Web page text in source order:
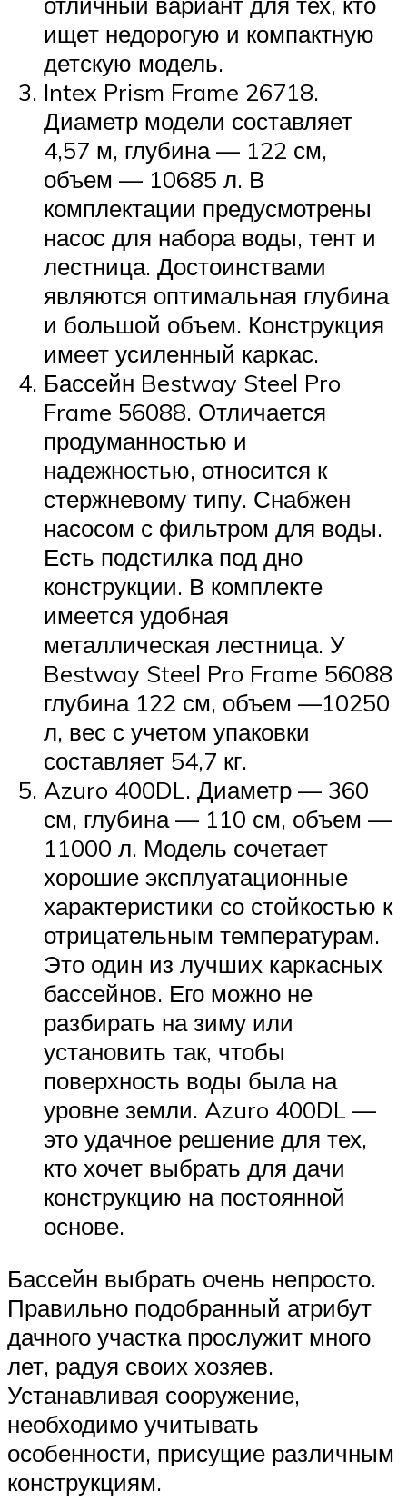
ищет недорогую и компактную
детскую модель.
Intex Prism Frame 26718.
Диаметр модели составляет
4,57 м, глубина — 122 см,
объем — 10685 л. В
комплектации предусмотрены
насос для набора воды, тент и
лестница. Достоинствами
являются оптимальная глубина
и большой объем. Конструкция
имеет усиленный каркас.
Бассейн Bestway Steel Pro
Frame 56088. Отличается
продуманностью и
надежностью, относится к
стержневому типу. Снабжен
насосом с фильтром для воды.
Есть подстилка под дно
конструкции. В комплекте
имеется удобная
металлическая лестница. У
Bestway Steel Pro Frame 56088
глубина 122 см, объем —10250
л, вес с учетом упаковки
составляет 54,7 кг.
Azuro 400DL. Диаметр — 360
см, глубина — 110 см, объем —
11000 л. Модель сочетает
хорошие эксплуатационные
характеристики со стойкостью к
отрицательным температурам.
Это один из лучших каркасных
бассейнов. Его можно не
разбирать на зиму или
установить так, чтобы
поверхность воды была на
уровне земли. Azuro 400DL —
это удачное решение для тех,
кто хочет выбрать для дачи
конструкцию на постоянной
основе.
Бассейн выбрать очень непросто.
Правильно подобранный атрибут
дачного участка прослужит много
лет, радуя своих хозяев.
Устанавливая сооружение,
необходимо учитывать
особенности, присущие различным
конструкциям.